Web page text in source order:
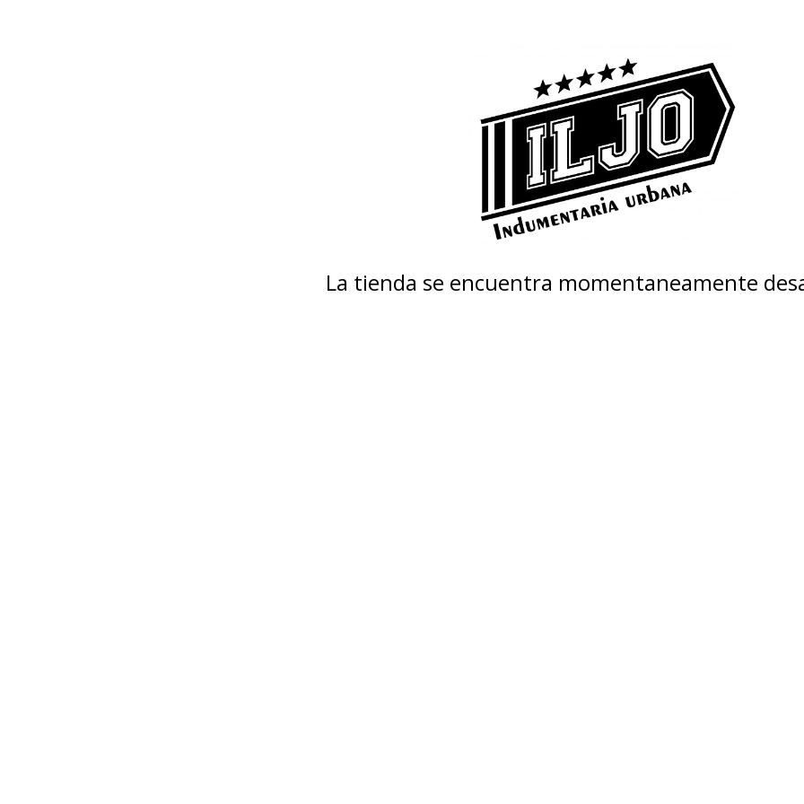
La tienda se encuentra momentaneamente